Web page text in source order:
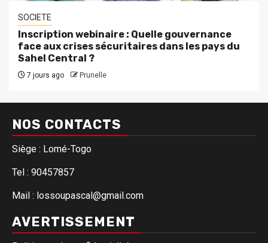
SOCIETE
Inscription webinaire : Quelle gouvernance
face aux crises sécuritaires dans les pays du
Sahel Central ?
7 jours ago Prunelle
NOS CONTACTS
Siège : Lomé-Togo
Tel : 90457857
Mail : lossoupascal@gmail.com
AVERTISSEMENT